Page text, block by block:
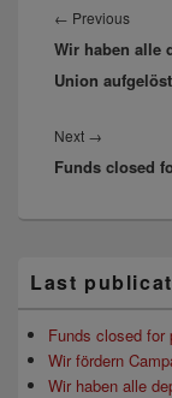
← Previous
post:
Wir haben alle
Union
Next →
post:
Funds closed
Seitenleisten
Widget-
Bereich
Last
Funds closed for
Wir fördern
Wir haben alle